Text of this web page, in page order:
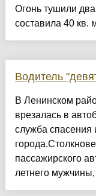
Огонь тушили
составила 40 кв.
Водитель
В Ленинском
врезалась в
служба спасения
пассажирского
летнего